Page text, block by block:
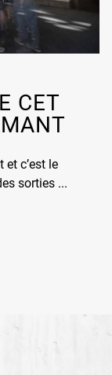
CET
et c’est le
sorties ...